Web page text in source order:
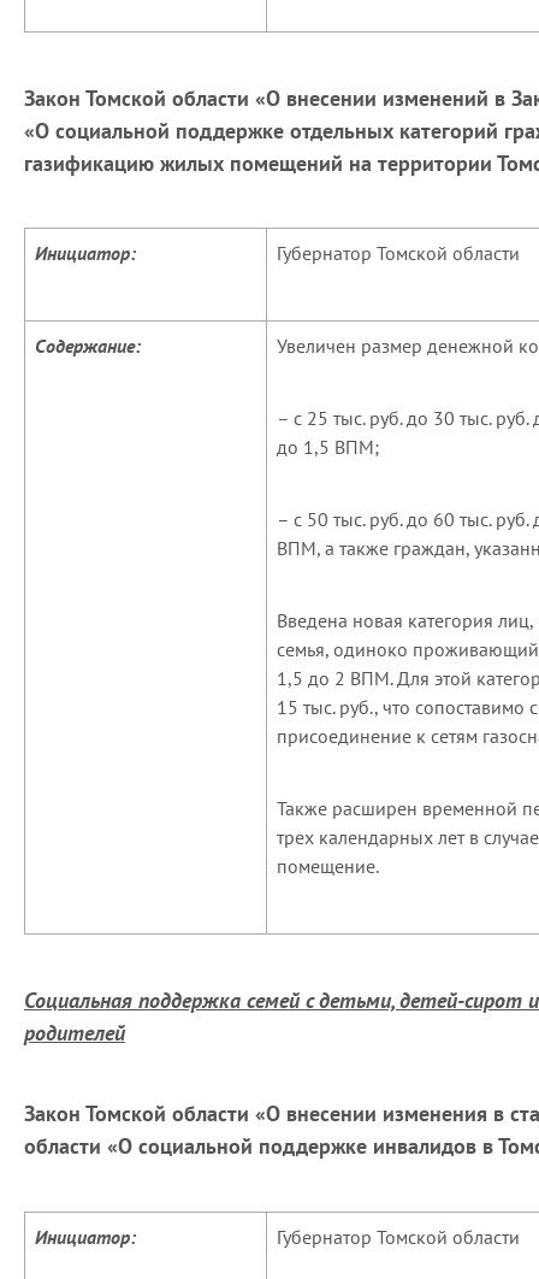
Закон Томской области «О внесении изменений в
«О социальной поддержке отдельных категорий
газификацию жилых помещений на территории
Инициатор: Губернатор Томской области
Содержание: Увеличен размер денежной
– с 25 тыс. руб. до 30 тыс.
до 1,5 ВПМ;
– с 50 тыс. руб. до 60 тыс.
ВПМ, а также граждан,
Введена новая категория
семья, одиноко проживающий
1,5 до 2 ВПМ. Для этой
15 тыс. руб., что сопоставимо
присоединение к сетям
Также расширен временной
трех календарных лет в
помещение.
Социальная поддержка семей с детьми, детей-сирот
родителей
Закон Томской области «О внесении изменения в
области «О социальной поддержке инвалидов в
Инициатор: Губернатор Томской области